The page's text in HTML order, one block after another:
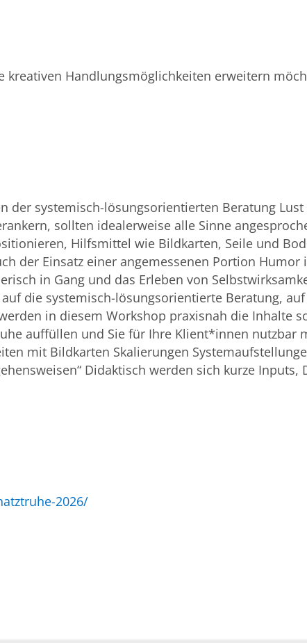
kreativen Handlungsmöglichkeiten erweitern
der systemisch-lösungsorientierten Beratung
sollten idealerweise alle Sinne
Hilfsmittel wie Bildkarten, Seile und
der Einsatz einer angemessenen Portion
in Gang und das Erleben von
die systemisch-lösungsorientierte Beratung,
in diesem Workshop praxisnah die Inhalte
auffüllen und Sie für Ihre Klient*innen nutzbar
mit Bildkarten Skalierungen
Didaktisch werden sich kurze
2026/